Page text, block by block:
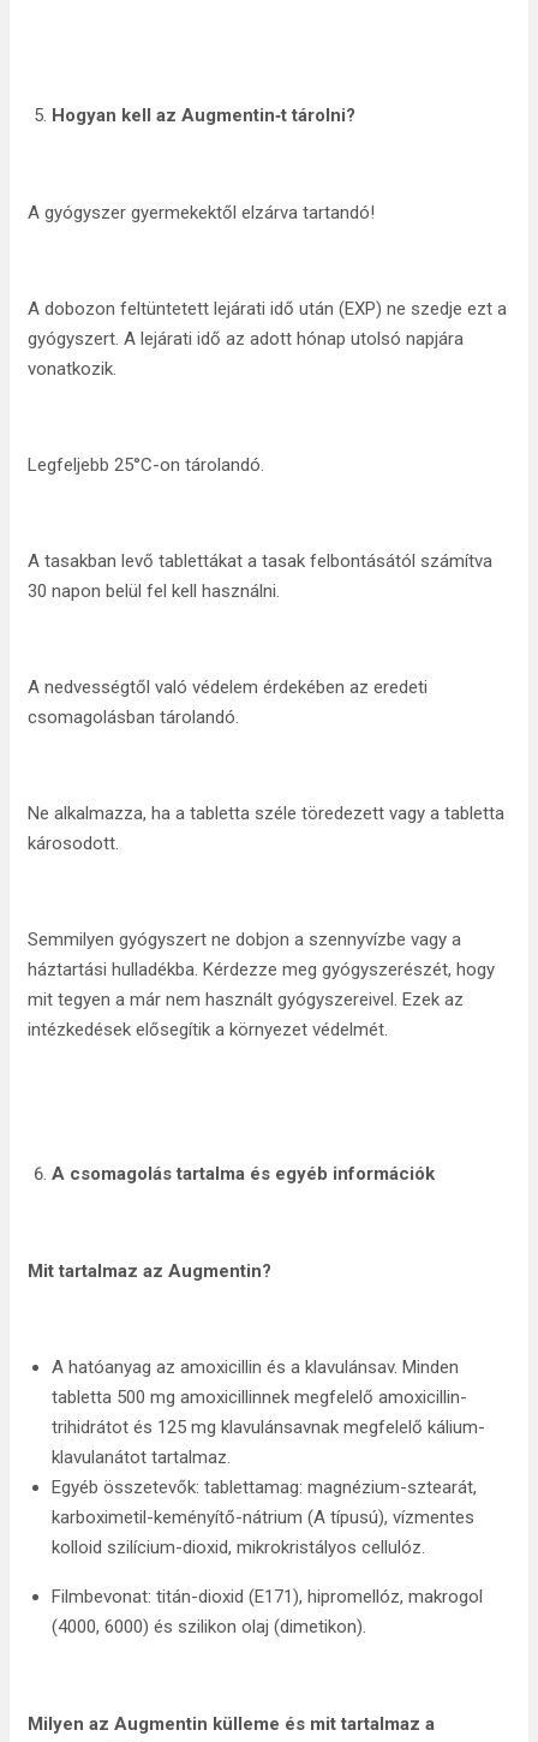
Hogyan kell az Augmentin‑t tárolni?
A gyógyszer gyermekektől elzárva tartandó!
A dobozon feltüntetett lejárati idő után (EXP) ne szedje ezt a
gyógyszert. A lejárati idő az adott hónap utolsó napjára
vonatkozik.
Legfeljebb 25°C-on tárolandó.
A tasakban levő tablettákat a tasak felbontásától számítva
30 napon belül fel kell használni.
A nedvességtől való védelem érdekében az eredeti
csomagolásban tárolandó.
Ne alkalmazza, ha a tabletta széle töredezett vagy a tabletta
károsodott.
Semmilyen gyógyszert ne dobjon a szennyvízbe vagy a
háztartási hulladékba. Kérdezze meg gyógyszerészét, hogy
mit tegyen a már nem használt gyógyszereivel. Ezek az
intézkedések elősegítik a környezet védelmét.
A csomagolás tartalma és egyéb információk
Mit tartalmaz az Augmentin?
A hatóanyag az amoxicillin és a klavulánsav. Minden
tabletta 500 mg amoxicillinnek megfelelő amoxicillin-
trihidrátot és 125 mg klavulánsavnak megfelelő kálium-
klavulanátot tartalmaz.
Egyéb összetevők: tablettamag: magnézium-sztearát,
karboximetil-keményítő-nátrium (A típusú), vízmentes
kolloid szilícium-dioxid, mikrokristályos cellulóz.
Filmbevonat: titán-dioxid (E171), hipromellóz, makrogol
(4000, 6000) és szilikon olaj (dimetikon).
Milyen az Augmentin külleme és mit tartalmaz a